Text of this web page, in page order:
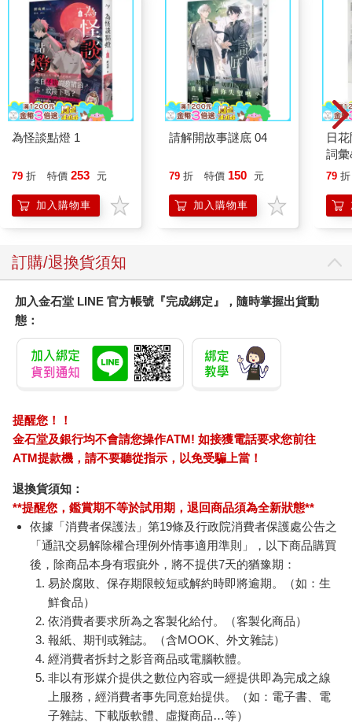
為怪談點燈 1
79 折 特價 253 元
加入購物車
請解開故事謎底 04
79 折 特價 150 元
加入購物車
日
詞
79 折
訂購/退換貨須知
加入金石堂 LINE 官方帳號『完成綁定』，隨時掌握出貨動
態：
提醒您！！
金石堂及銀行均不會請您操作ATM! 如接獲電話要求您前往
ATM提款機，請不要聽從指示，以免受騙上當！
退換貨須知：
**提醒您，鑑賞期不等於試用期，退回商品須為全新狀態**
依據「消費者保護法」第19條及行政院消費者保護處公告之
「通訊交易解除權合理例外情事適用準則」，以下商品購買
後，除商品本身有瑕疵外，將不提供7天的猶豫期：
易於腐敗、保存期限較短或解約時即將逾期。（如：生
鮮食品）
依消費者要求所為之客製化給付。（客製化商品）
報紙、期刊或雜誌。（含MOOK、外文雜誌）
經消費者拆封之影音商品或電腦軟體。
非以有形媒介提供之數位內容或一經提供即為完成之線
上服務，經消費者事先同意始提供。（如：電子書、電
子雜誌、下載版軟體、虛擬商品…等）